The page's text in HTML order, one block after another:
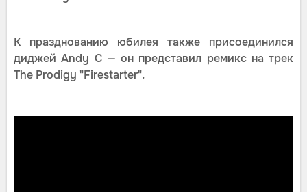
К празднованию юбилея также присоединился
диджей Andy C — он представил ремикс на трек
The Prodigy "Firestarter".